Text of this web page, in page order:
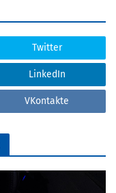
Twitter
LinkedIn
VKontakte